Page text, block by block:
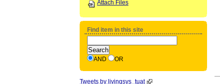
Attach Files
Find item in this site
AND OR
Tweets by livingsys_tuat